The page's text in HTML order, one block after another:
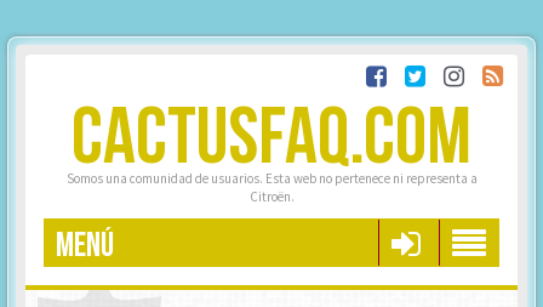
CACTUSFAQ.COM
Somos una comunidad de usuarios. Esta web no pertenece ni representa a
Citroën.
MENÚ